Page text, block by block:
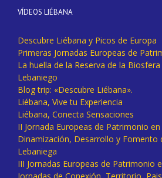
VÍDEOS LIÉBANA
Descubre Liébana y Picos de Europa
Primeras Jornadas Europeas de
La huella de la Reserva de la
Lebaniego
Blog trip: «Descubre Liébana».
Liébana, Vive tu Experiencia
Liébana, Conecta Sensaciones
II Jornada Europeas de Patrimonio
Dinamización, Desarrollo y Fomento
Lebaniega
III Jornadas Europeas de Patrimonio